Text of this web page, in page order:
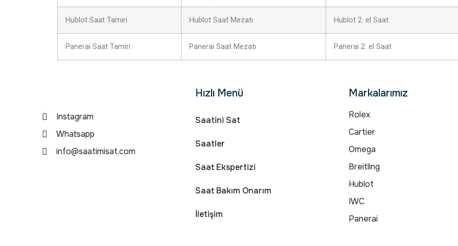
Hublot Saat Tamiri Hublot Saat Mezatı Hublot 2. el Saat
Panerai Saat Tamiri Panerai Saat Mezatı Panerai 2. el Saat
Instagram
Whatsapp
info@saatimisat.com
Hızlı Menü
Saatini Sat
Saatler
Saat Ekspertizi
Saat Bakım Onarım
İletişim
Markalarımız
Rolex
Cartier
Omega
Breitling
Hublot
IWC
Panerai